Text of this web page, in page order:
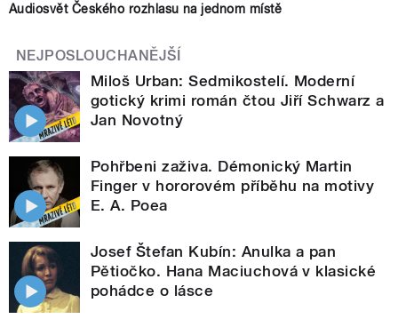
Audiosvět Českého rozhlasu na jednom místě
NEJPOSLOUCHANĚJŠÍ
Miloš Urban: Sedmikostelí. Moderní
gotický krimi román čtou Jiří Schwarz a
Jan Novotný
Pohřbeni zaživa. Démonický Martin
Finger v hororovém příběhu na motivy
E. A. Poea
Josef Štefan Kubín: Anulka a pan
Pětiočko. Hana Maciuchová v klasické
pohádce o lásce